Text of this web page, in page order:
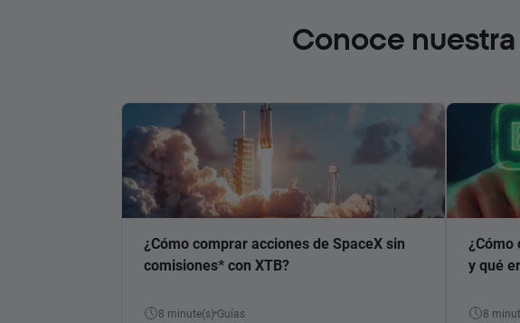
Conoce
¿Cómo comprar acciones de SpaceX sin
comisiones* con XTB?
8 minute(s) Guías
¿Cómo
y qué
8